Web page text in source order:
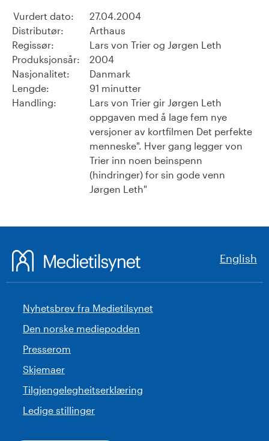
Vurdert dato:
27.04.2004
Distributør:
Arthaus
Regissør:
Lars von Trier og Jørgen Leth
Produksjonsår:
2004
Nasjonalitet:
Danmark
Lengde:
91 minutter
Handling:
Lars von Trier gir Jørgen Leth
oppgaven med å lage fem nye
versjoner av kortfilmen Det perfekte
menneske". Hver gang legger von
Trier inn noen beinspenn
(hindringer) for sin gode venn
Jørgen Leth"
English
Nyhetsbrev fra Medietilsynet
Den norske mediepodden
Presserom
Skjemaer
Tilgjengelegheitserklæring
Ledige stillinger